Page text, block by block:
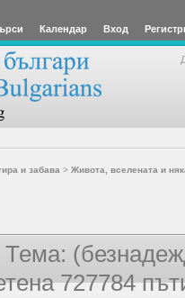
Календар Вход
и забава > Живота, вселената и
Тема:
727784